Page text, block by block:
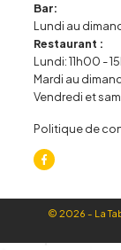
Bar:
Lundi au
Restaurant :
Lundi: 11h00 -
Mardi au
Vendredi et
Politique de
© 2026 - La